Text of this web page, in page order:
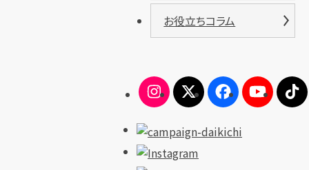
お役立ちコラム